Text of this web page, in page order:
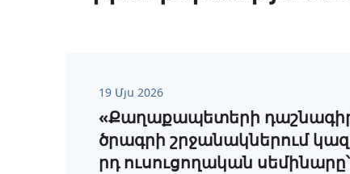
19 Մյս 2026
«Քաղաքապետերի
ծրագրի շրջանակներում
րդ ուսուցողական